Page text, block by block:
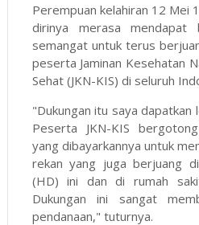
Perempuan kelahiran 12 Mei
dirinya merasa mendapat
semangat untuk terus
peserta Jaminan Kesehatan
Sehat (JKN-KIS) di seluruh
"Dukungan itu saya dapatkan
Peserta JKN-KIS
yang dibayarkannya untuk
rekan yang juga berjuang
(HD) ini dan di rumah
Dukungan ini sangat
pendanaan," tuturnya.